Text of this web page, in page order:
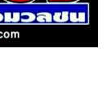
For